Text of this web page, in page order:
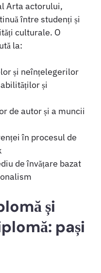
Arta actorului,
între studenți și
culturale. O
la:
și neînțelegerilor
și
de autor și a muncii
în procesul de
de învățare bazat
și
pași